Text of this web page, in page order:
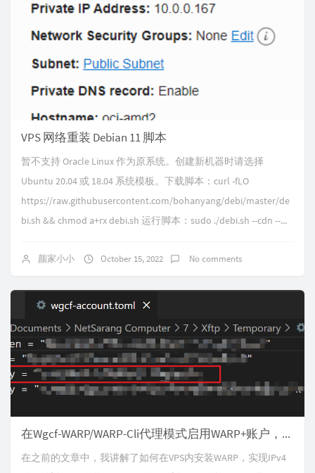
VPS 网络重装 Debian 11 脚本
暂不支持 Oracle Linux 作为原系统。创建新机器时请选择
Ubuntu 20.04 或 18.04 系统模板。下载脚本：curl -fLO
https://raw.githubusercontent.com/bohanyang/debi/master/de
bi.sh && chmod a+rx debi.sh 运行脚本：sudo ./debi.sh --cdn --...
颜家小小 October 15, 2022 No comments
在Wgcf-WARP/WARP-Cli代理模式启用WARP+账户，附刷WARP+流量教程
在之前的文章中，我讲解了如何在VPS内安装WARP，实现IPv4